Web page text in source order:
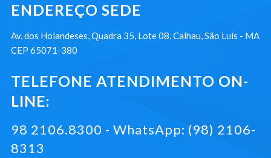
ENDEREÇO SEDE
Av. dos Holandeses, Quadra 35, Lote 08, Calhau, São Luís - MA
CEP 65071-380
TELEFONE ATENDIMENTO ON-
LINE:
98 2106.8300 - WhatsApp: (98) 2106-
8313